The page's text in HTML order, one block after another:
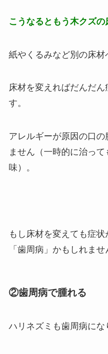
こうなるともう木クズの
紙やくるみなど別の床材
床材を変えればだんだ
す。
アレルギーが原因の口
ません（一時的に治っ
味）。
もし床材を変えても症
「歯周病」かもしれませ
②歯周病で腫れる
ハリネズミも歯周病にな